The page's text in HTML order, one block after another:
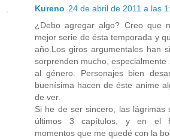
Kureno 24 de abril de 2011 a las
¿Debo agregar algo? Creo que
mejor serie de ésta temporada y
año.Los giros argumentales han
sorprenden mucho,
al género. Personajes bien
buenísima hacen de éste anime
de ver.
Si he de ser sincero, las
últimos 3 capítulos, y en el
momentos que me quedé con la